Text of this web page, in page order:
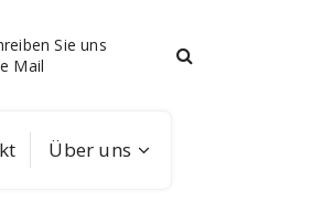
Instagram
Über uns